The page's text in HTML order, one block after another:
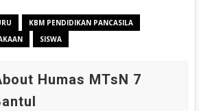
KBM PENDIDIKAN PANCASILA
SISWA
Humas MTsN 7